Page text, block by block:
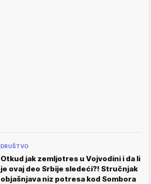
DRUŠTVO
Otkud jak zemljotres u Vojvodini i da li
je ovaj deo Srbije sledeći?! Stručnjak
objašnjava niz potresa kod Sombora